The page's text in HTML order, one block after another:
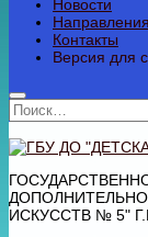
Новости
Контакты
Версия для
Найти:
ИСКУССТВ № 5"